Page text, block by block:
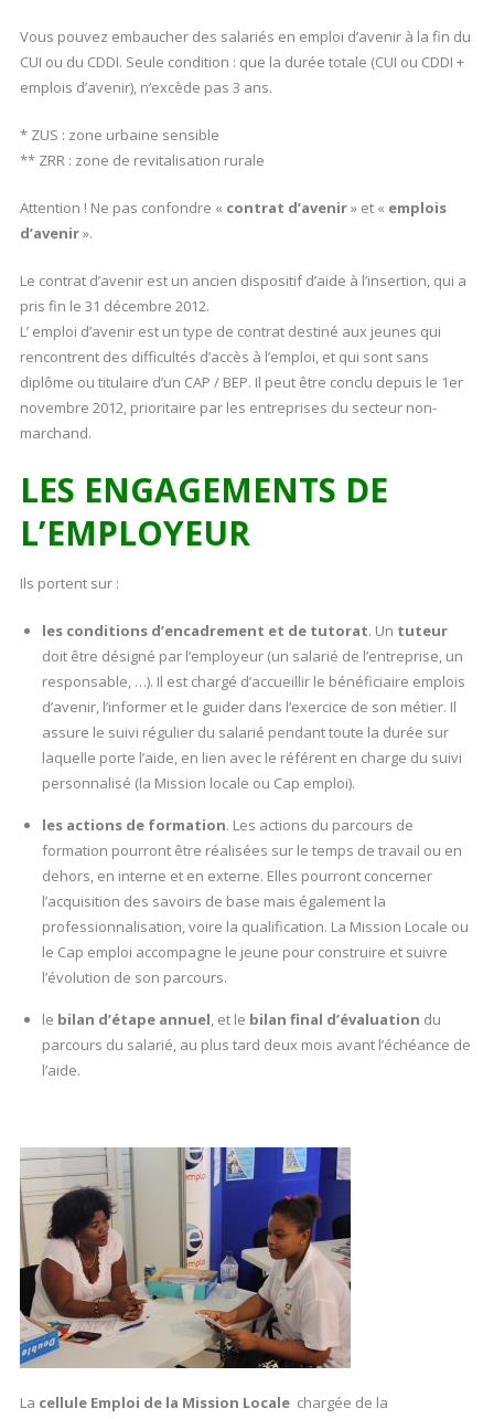
Vous pouvez embaucher des salariés en emploi d’avenir à la fin du
CUI ou du CDDI. Seule condition : que la durée totale (CUI ou CDDI +
emplois d’avenir), n’excède pas 3 ans.
* ZUS : zone urbaine sensible
** ZRR : zone de revitalisation rurale
Attention ! Ne pas confondre « contrat d’avenir» et « emplois
d’avenir».
Le contrat d’avenir est un ancien dispositif d’aide à l’insertion, qui a
pris fin le 31 décembre 2012.
L’ emploi d’avenir est un type de contrat destiné aux jeunes qui
rencontrent des difficultés d’accès à l’emploi, et qui sont sans
diplôme ou titulaire d’un CAP / BEP. Il peut être conclu depuis le 1er
novembre 2012, prioritaire par les entreprises du secteur non-
marchand.
LES ENGAGEMENTS DE
L’EMPLOYEUR
Ils portent sur :
les conditions d’encadrement et de tutorat. Un tuteur
doit être désigné par l’employeur (un salarié de l’entreprise, un
responsable, …). Il est chargé d’accueillir le bénéficiaire emplois
d’avenir, l’informer et le guider dans l’exercice de son métier. Il
assure le suivi régulier du salarié pendant toute la durée sur
laquelle porte l’aide, en lien avec le référent en charge du suivi
personnalisé (la Mission locale ou Cap emploi).
les actions de formation. Les actions du parcours de
formation pourront être réalisées sur le temps de travail ou en
dehors, en interne et en externe. Elles pourront concerner
l’acquisition des savoirs de base mais également la
professionnalisation, voire la qualification. La Mission Locale ou
le Cap emploi accompagne le jeune pour construire et suivre
l’évolution de son parcours.
le bilan d’étape annuel, et le bilan final d’évaluation du
parcours du salarié, au plus tard deux mois avant l’échéance de
l’aide.
La cellule Emploi de la Mission Locale chargée de la